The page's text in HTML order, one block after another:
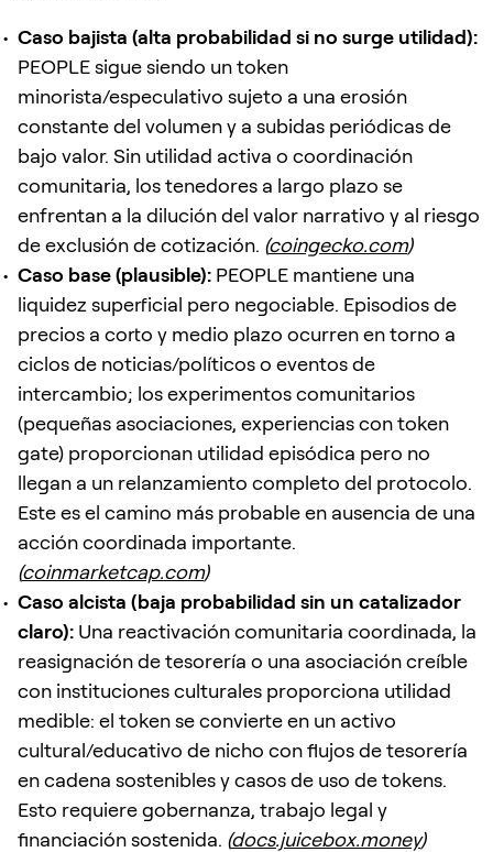
Caso bajista (alta probabilidad si no surge utilidad):
PEOPLE sigue siendo un token
minorista/especulativo sujeto a una erosión
constante del volumen y a subidas periódicas de
bajo valor. Sin utilidad activa o coordinación
comunitaria, los tenedores a largo plazo se
enfrentan a la dilución del valor narrativo y al riesgo
de exclusión de cotización. (coingecko.com)
Caso base (plausible): PEOPLE mantiene una
liquidez superficial pero negociable. Episodios de
precios a corto y medio plazo ocurren en torno a
ciclos de noticias/políticos o eventos de
intercambio; los experimentos comunitarios
(pequeñas asociaciones, experiencias con token
gate) proporcionan utilidad episódica pero no
llegan a un relanzamiento completo del protocolo.
Este es el camino más probable en ausencia de una
acción coordinada importante.
(coinmarketcap.com)
Caso alcista (baja probabilidad sin un catalizador
claro): Una reactivación comunitaria coordinada, la
reasignación de tesorería o una asociación creíble
con instituciones culturales proporciona utilidad
medible: el token se convierte en un activo
cultural/educativo de nicho con flujos de tesorería
en cadena sostenibles y casos de uso de tokens.
Esto requiere gobernanza, trabajo legal y
financiación sostenida. (docs.juicebox.money)